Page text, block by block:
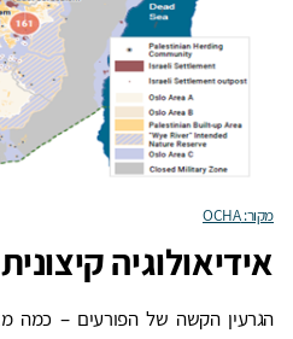
מקור: OCHA
אידיאולוגיה קיצונית
הגרעין הקשה של הפורעים – כמה